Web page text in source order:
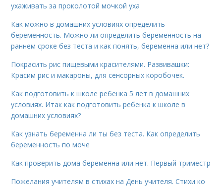
ухаживать за проколотой мочкой уха
Как можно в домашних условиях определить
беременность. Можно ли определить беременность на
раннем сроке без теста и как понять, беременна или нет?
Покрасить рис пищевыми красителями. Развивашки:
Красим рис и макароны, для сенсорных коробочек.
Как подготовить к школе ребенка 5 лет в домашних
условиях. Итак как подготовить ребенка к школе в
домашних условиях?
Как узнать беременна ли ты без теста. Как определить
беременность по моче
Как проверить дома беременна или нет. Первый триместр
Пожелания учителям в стихах на День учителя. Стихи ко